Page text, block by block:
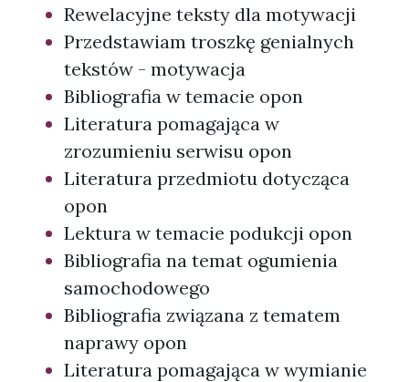
Rewelacyjne teksty dla motywacji
Przedstawiam troszkę genialnych
tekstów - motywacja
Bibliografia w temacie opon
Literatura pomagająca w
zrozumieniu serwisu opon
Literatura przedmiotu dotycząca
opon
Lektura w temacie podukcji opon
Bibliografia na temat ogumienia
samochodowego
Bibliografia związana z tematem
naprawy opon
Literatura pomagająca w wymianie